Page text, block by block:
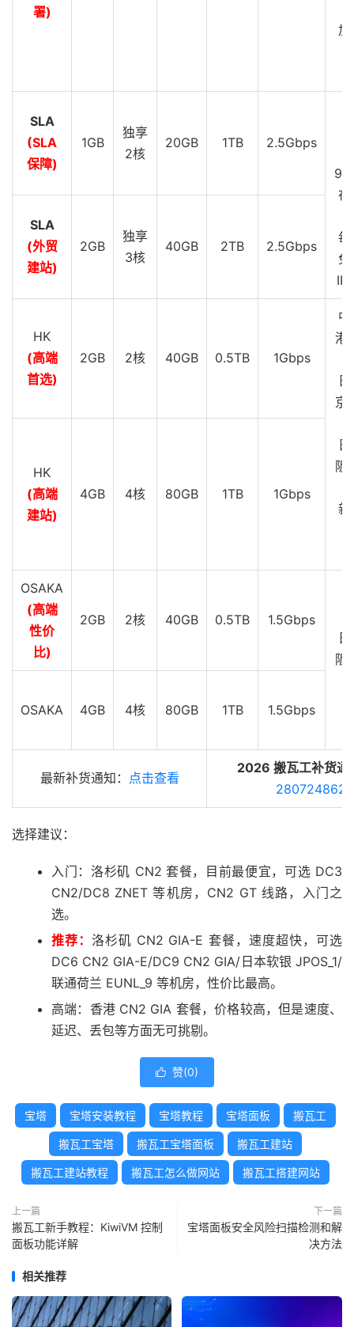
加
署)
SLA
(SLA
保障)
1GB
独享
2核
20GB 1TB 2.5Gbps
在
每
免
IP
SLA
(外贸
建站)
2GB
独享
3核
40GB 2TB 2.5Gbps
HK
(高端
首选)
2GB 2核 40GB 0.5TB 1Gbps
中
港
京
阪
新
HK
(高端
建站)
4GB 4核 80GB 1TB 1Gbps
OSAKA
(高端
性价
比)
2GB 2核 40GB 0.5TB
1.5Gbps
阪
OSAKA
4GB 4核 80GB 1TB 1.5Gbps
最新补货通知： 点击查看
2026 搬瓦工补货通
280724862
选择建议：
入门：洛杉矶 CN2 套餐，目前最便宜，可选 DC3
CN2/DC8 ZNET 等机房，CN2 GT 线路，入门之
选。
推荐：洛杉矶 CN2 GIA-E 套餐，速度超快，可选
DC6 CN2 GIA-E/DC9 CN2 GIA/日本软银 JPOS_1/
联通荷兰 EUNL_9 等机房，性价比最高。
高端：香港 CN2 GIA 套餐，价格较高，但是速度、
延迟、丢包等方面无可挑剔。
 赞(0)
宝塔 宝塔安装教程 宝塔教程 宝塔面板 搬瓦工
搬瓦工宝塔 搬瓦工宝塔面板 搬瓦工建站
搬瓦工建站教程 搬瓦工怎么做网站 搬瓦工搭建网站
上一篇
搬瓦工新手教程：KiwiVM 控制
面板功能详解
下一篇
宝塔面板安全风险扫描检测和解
决方法
相关推荐